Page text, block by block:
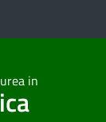
in